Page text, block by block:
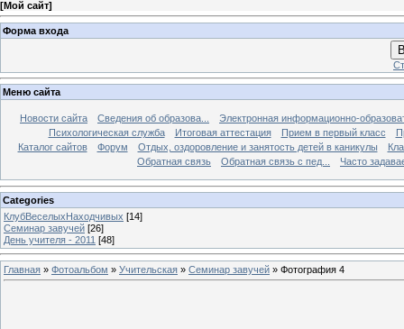
[Мой сайт]
Форма входа
Меню сайта
Новости сайта Сведения об образова...
Электронная информационно-
Психологическая служба
Итоговая аттестация Прием в первый класс
Каталог сайтов
Форум Отдых, оздоровление и занятость детей в каникулы
Обратная связь
Обратная связь с пед... Часто
Categories
КлубВеселыхНаходчивых [14]
Семинар завучей [26]
День учителя - 2011 [48]
Главная » Фотоальбом » Учительская » Семинар завучей » Фотография 4